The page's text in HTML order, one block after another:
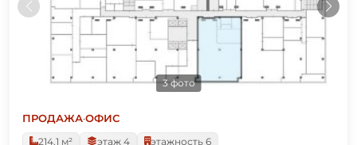
3 фото
ПРОДАЖА·ОФИС
214.1 м²
этаж 4 этажность 6